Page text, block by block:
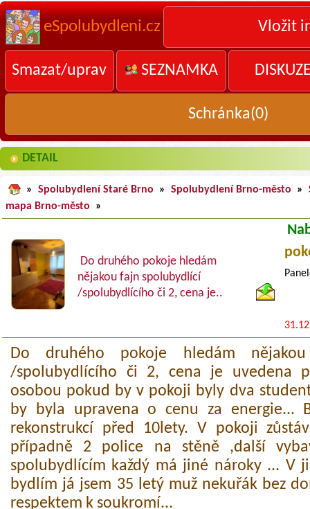
eSpolubydleni.cz Vložit
Smazat/uprav SEZNAMKA
Schránka(0)
DETAIL
» Spolubydlení Staré Brno » Spolubydlení Brno-město »
mapa Brno-město
»
Do druhého pokoje hledám
nějakou fajn spolubydlící
/spolubydlícího či 2, cena je..
Do druhého pokoje hledám
/spolubydlícího či 2, cena je uvedena
osobou pokud by v pokoji byly dva
by byla upravena o cenu za energie...
rekonstrukcí před 10lety. V pokoji
případně 2 police na stěně ,další
spolubydlícím každý má jiné nároky ... V
bydlím já jsem 35 letý muž nekuřák bez
respektem k soukromí...